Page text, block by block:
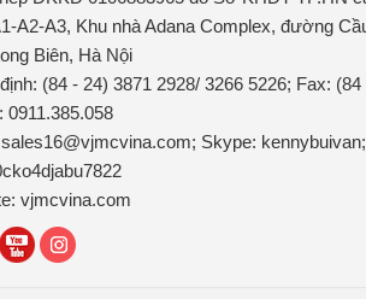
A2-A3, Khu nhà Adana Complex, đường
Biên, Hà Nội
(84 - 24) 3871 2928/ 3266 5226; Fax:
0911.385.058
Skype:
vjmcvina.com